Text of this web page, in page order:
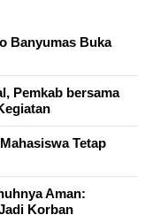
Banyumas Buka
Pemkab bersama
Tetap
Aman:
Korban